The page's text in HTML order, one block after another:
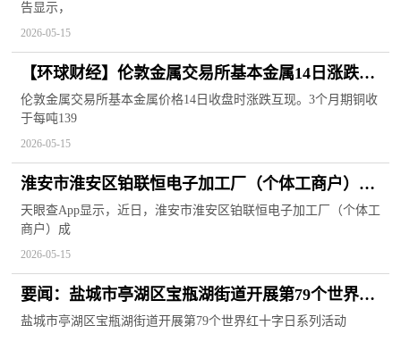
告显示，
2026-05-15
【环球财经】伦敦金属交易所基本金属14日涨跌互
现-天天快报
伦敦金属交易所基本金属价格14日收盘时涨跌互现。3个月期铜收
于每吨139
2026-05-15
淮安市淮安区铂联恒电子加工厂（个体工商户）成
立 注册资本15万人民币
天眼查App显示，近日，淮安市淮安区铂联恒电子加工厂（个体工
商户）成
2026-05-15
要闻：盐城市亭湖区宝瓶湖街道开展第79个世界红
十字日系列活动
盐城市亭湖区宝瓶湖街道开展第79个世界红十字日系列活动